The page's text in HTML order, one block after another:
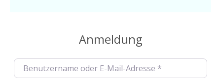
Anmeldung
Benutzername oder E-Mail-Adresse